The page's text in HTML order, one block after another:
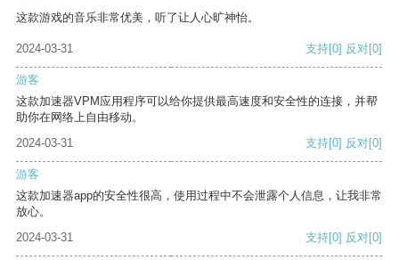
这款游戏的音乐非常优美，听了让人心旷神怡。
2024-03-31 支持[0] 反对[0]
游客
这款加速器VPM应用程序可以给你提供最高速度和安全性的连接，并帮
助你在网络上自由移动。
2024-03-31
支持[0] 反对[0]
游客
这款加速器app的安全性很高，使用过程中不会泄露个人信息，让我非常
放心。
2024-03-31
支持[0] 反对[0]